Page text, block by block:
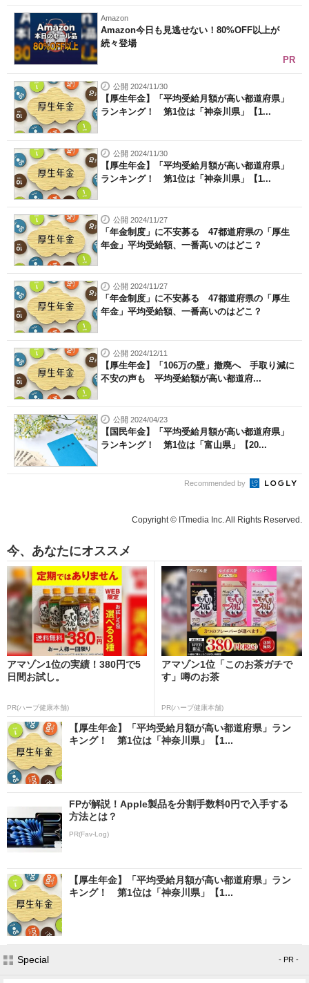
Amazon
Amazon今日も見逃せない！80%OFF以上が
続々登場
PR
公開 2024/11/30
【厚生年金】「平均受給月額が高い都道府県」
ランキング！ 第1位は「神奈川県」【1...
公開 2024/11/30
【厚生年金】「平均受給月額が高い都道府県」
ランキング！ 第1位は「神奈川県」【1...
公開 2024/11/27
「年金制度」に不安募る 47都道府県の「厚生
年金」平均受給額、一番高いのはどこ？
公開 2024/11/27
「年金制度」に不安募る 47都道府県の「厚生
年金」平均受給額、一番高いのはどこ？
公開 2024/12/11
【厚生年金】「106万の壁」撤廃へ 手取り減に
不安の声も 平均受給額が高い都道府...
公開 2024/04/23
【国民年金】「平均受給月額が高い都道府県」
ランキング！ 第1位は「富山県」【20...
Recommended by
Copyright © ITmedia Inc. All Rights Reserved.
今、あなたにオススメ
アマゾン1位の実績！380円で5
日間お試し。
PR(ハーブ健康本舗)
アマゾン1位「このお茶ガチで
す」噂のお茶
PR(ハーブ健康本舗)
【厚生年金】「平均受給月額が高い都道府県」ラン
キング！ 第1位は「神奈川県」【1...
FPが解説！Apple製品を分割手数料0円で入手する
方法とは？
PR(Fav-Log)
【厚生年金】「平均受給月額が高い都道府県」ラン
キング！ 第1位は「神奈川県」【1...
Special - PR -